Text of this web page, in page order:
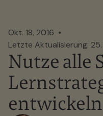
Okt. 18, 2016
Letzte Aktualisierung:
Nutze alle
entwickeln